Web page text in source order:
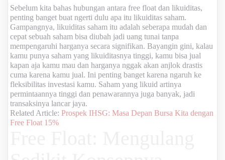
Sebelum kita bahas hubungan antara free float dan likuiditas,
penting banget buat ngerti dulu apa itu likuiditas saham.
Gampangnya, likuiditas saham itu adalah seberapa mudah dan
cepat sebuah saham bisa diubah jadi uang tunai tanpa
mempengaruhi harganya secara signifikan. Bayangin gini, kalau
kamu punya saham yang likuiditasnya tinggi, kamu bisa jual
kapan aja kamu mau dan harganya nggak akan anjlok drastis
cuma karena kamu jual. Ini penting banget karena ngaruh ke
fleksibilitas investasi kamu. Saham yang likuid artinya
permintaannya tinggi dan penawarannya juga banyak, jadi
transaksinya lancar jaya.
Related Article: Prospek IHSG: Masa Depan Bursa Kita dengan
Free Float 15%